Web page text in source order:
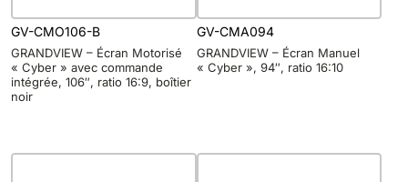
GV-CMO106-B
GRANDVIEW – Écran Motorisé
« Cyber » avec commande
intégrée, 106″, ratio 16:9, boîtier
noir
GV-CMA094
GRANDVIEW – Écran Manuel
« Cyber », 94″, ratio 16:10